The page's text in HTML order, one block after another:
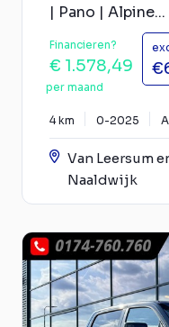
| Pano | Alpine...
Financieren?
€ 1.578,49
per maand
4 km 0-2025
Van Leersum
Naaldwijk